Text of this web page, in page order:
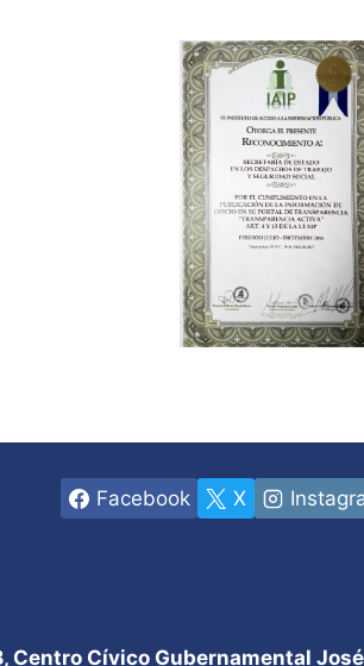
Facebook X
Centro Cívico Gubernamental